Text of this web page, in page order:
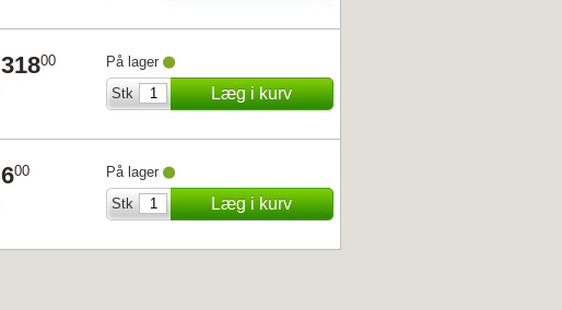
31800
På lager
Stk
Læg i kurv
600
På lager
Stk
Læg i kurv